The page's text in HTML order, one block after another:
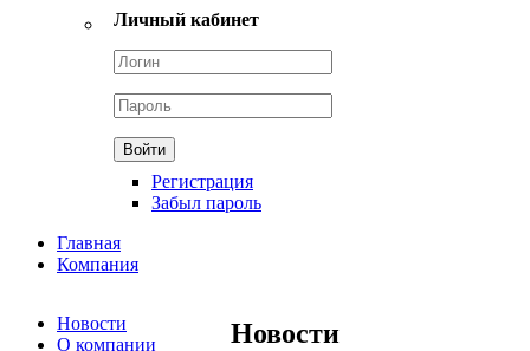
Личный кабинет
Регистрация
Забыл пароль
Главная
Компания
Новости
О компании
Новости